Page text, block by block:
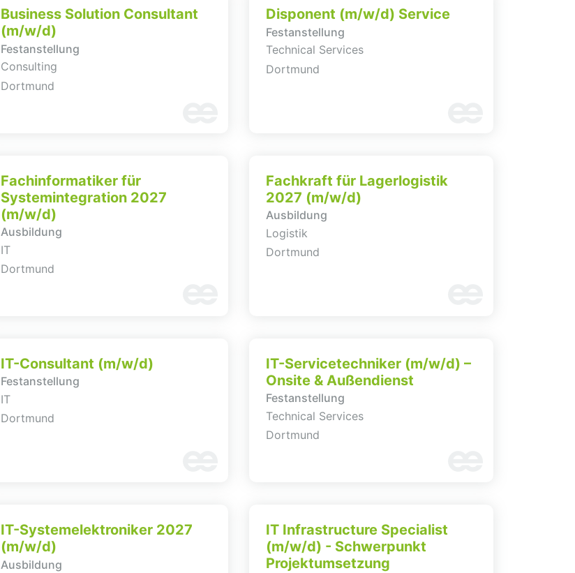
Business Solution Consultant
(m/w/d)
Festanstellung
Consulting
Dortmund
Disponent (m/w/d) Service
Festanstellung
Technical Services
Dortmund
Fachinformatiker für
Systemintegration 2027
(m/w/d)
Ausbildung
IT
Dortmund
Fachkraft für Lagerlogistik
2027 (m/w/d)
Ausbildung
Logistik
Dortmund
IT-Consultant (m/w/d)
Festanstellung
IT
Dortmund
IT-Servicetechniker (m/w/d) –
Onsite & Außendienst
Festanstellung
Technical Services
Dortmund
IT-Systemelektroniker 2027
(m/w/d)
Ausbildung
IT Infrastructure Specialist
(m/w/d) - Schwerpunkt
Projektumsetzung